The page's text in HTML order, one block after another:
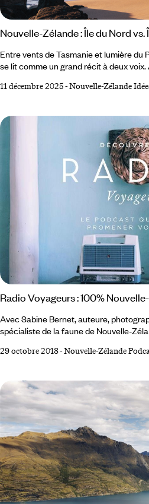
Nouvelle-Zélande : Île du Nord vs.
Entre vents de Tasmanie et lumière du
se lit comme un grand récit à deux voix.
fougères mouillées et de plages
précieuses et les fjords s’enfoncent
11 décembre 2025-Nouvelle-Zélande
Radio Voyageurs : 100%
Avec Sabine Bernet, auteure,
spécialiste de la faune de Nouvelle-
conseillère et spécialiste Océanie chez
Labbé, président de l’application
d’un constat :
29 octobre 2018-Nouvelle-Zélande